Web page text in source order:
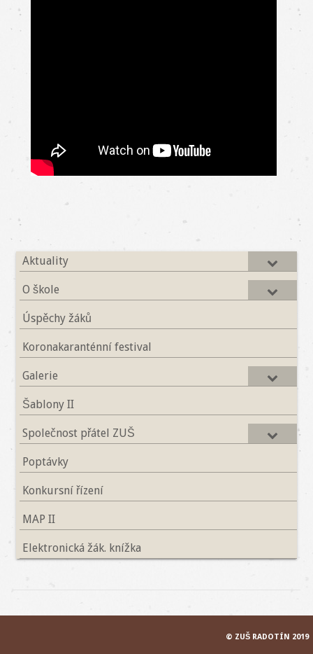
Aktuality
O škole
Úspěchy žáků
Koronakaranténní festival
Galerie
Šablony II
Společnost přátel ZUŠ
Poptávky
Konkursní řízení
MAP II
Elektronická žák. knížka
© ZUŠ RADOTÍN 2019